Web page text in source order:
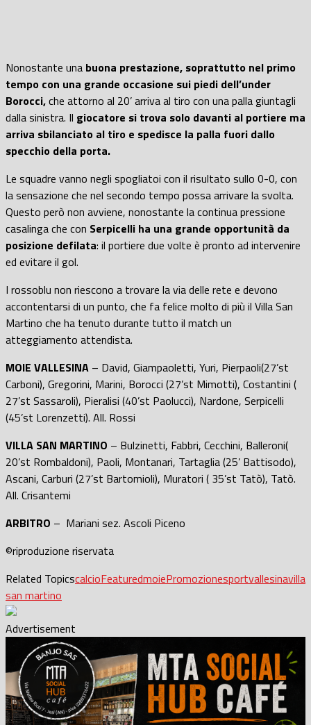
Nonostante una buona prestazione, soprattutto nel primo
tempo con una grande occasione sui piedi dell’under
Borocci,che attorno al 20’ arriva al tiro con una palla giuntagli
dalla sinistra. Il giocatore si trova solo davanti al portiere ma
arriva sbilanciato al tiro e spedisce la palla fuori dallo
specchio della porta.
Le squadre vanno negli spogliatoi con il risultato sullo 0-0, con
la sensazione che nel secondo tempo possa arrivare la svolta.
Questo però non avviene, nonostante la continua pressione
casalinga che con Serpicelli ha una grande opportunità da
posizione defilata: il portiere due volte è pronto ad intervenire
ed evitare il gol.
I rossoblu non riescono a trovare la via delle rete e devono
accontentarsi di un punto, che fa felice molto di più il Villa San
Martino che ha tenuto durante tutto il match un
atteggiamento attendista.
MOIE VALLESINA – David, Giampaoletti, Yuri, Pierpaoli(27’st
Carboni), Gregorini, Marini, Borocci (27’st Mimotti), Costantini (
27’st Sassaroli), Pieralisi (40’st Paolucci), Nardone, Serpicelli
(45’st Lorenzetti). All. Rossi
VILLA SAN MARTINO – Bulzinetti, Fabbri, Cecchini, Balleroni(
20’st Rombaldoni), Paoli, Montanari, Tartaglia (25’ Battisodo),
Ascani, Carburi (27’st Bartomioli), Muratori ( 35’st Tatò), Tatò.
All. Crisantemi
ARBITRO – Mariani sez. Ascoli Piceno
©riproduzione riservata
Related TopicscalcioFeaturedmoiePromozionesportvallesinavilla
san martino
Advertisement